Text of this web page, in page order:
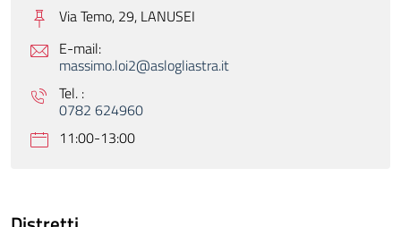
Via Temo, 29, LANUSEI
E-mail:
massimo.loi2@aslogliastra.it
Tel. :
0782 624960
11:00-13:00